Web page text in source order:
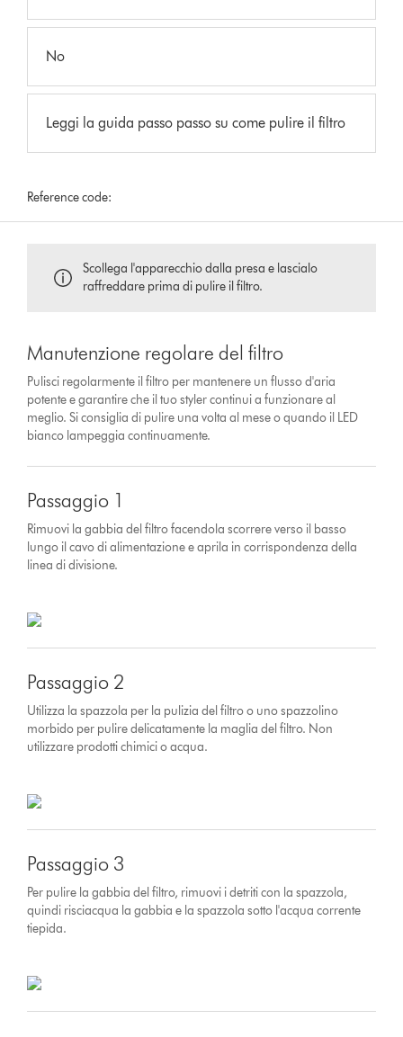
No
Leggi la guida passo passo su come pulire il filtro
Reference code:
Scollega l'apparecchio dalla presa e lascialo
raffreddare prima di pulire il filtro.
Manutenzione regolare del filtro
Pulisci regolarmente il filtro per mantenere un flusso d'aria
potente e garantire che il tuo styler continui a funzionare al
meglio. Si consiglia di pulire una volta al mese o quando il LED
bianco lampeggia continuamente.
Passaggio 1
Rimuovi la gabbia del filtro facendola scorrere verso il basso
lungo il cavo di alimentazione e aprila in corrispondenza della
linea di divisione.
Passaggio 2
Utilizza la spazzola per la pulizia del filtro o uno spazzolino
morbido per pulire delicatamente la maglia del filtro. Non
utilizzare prodotti chimici o acqua.
Passaggio 3
Per pulire la gabbia del filtro, rimuovi i detriti con la spazzola,
quindi risciacqua la gabbia e la spazzola sotto l'acqua corrente
tiepida.